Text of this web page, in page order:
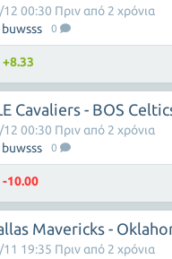
buwsss 0
00:30 Πριν από 2 χρόνια
+8.33
Cavaliers - BOS
buwsss 0
00:30 Πριν από 2 χρόνια
-10.00
Mavericks -
19:35 Πριν από 2 χρόνια